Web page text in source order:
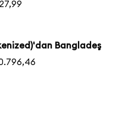
Bangladeş